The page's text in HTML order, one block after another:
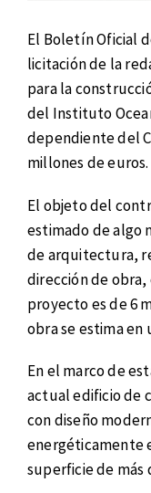
El Boletín Oficial
licitación de la
para la
del Instituto
dependiente del
millones de euros.
El objeto del
estimado de algo
de arquitectura,
dirección de
proyecto es de 6
obra se estima en
En el marco de
actual edificio de
con diseño
energéticamente
superficie de más